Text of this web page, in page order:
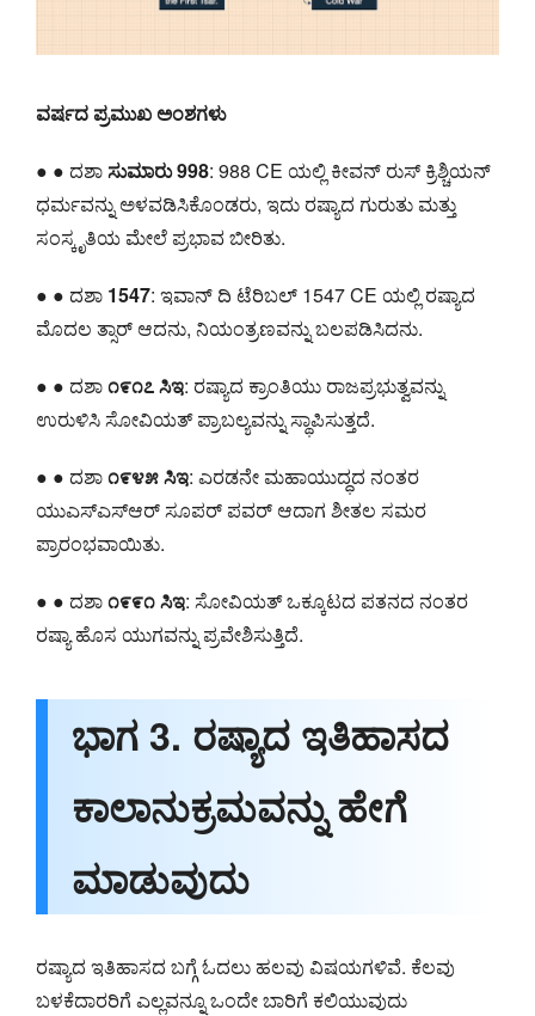
ವರ್ಷದ ಪ್ರಮುಖ ಅಂಶಗಳು
● ● ದಶಾಸುಮಾರು 998: 988 CE ಯಲ್ಲಿ ಕೀವನ್ ರುಸ್ ಕ್ರಿಶ್ಚಿಯನ್
ಧರ್ಮವನ್ನು ಅಳವಡಿಸಿಕೊಂಡರು, ಇದು ರಷ್ಯಾದ ಗುರುತು ಮತ್ತು
ಸಂಸ್ಕೃತಿಯ ಮೇಲೆ ಪ್ರಭಾವ ಬೀರಿತು.
● ● ದಶಾ 1547: ಇವಾನ್ ದಿ ಟೆರಿಬಲ್ 1547 CE ಯಲ್ಲಿ ರಷ್ಯಾದ
ಮೊದಲ ತ್ಸಾರ್ ಆದನು, ನಿಯಂತ್ರಣವನ್ನು ಬಲಪಡಿಸಿದನು.
● ● ದಶಾ೧೯೧೭ ಸಿಇ: ರಷ್ಯಾದ ಕ್ರಾಂತಿಯು ರಾಜಪ್ರಭುತ್ವವನ್ನು
ಉರುಳಿಸಿ ಸೋವಿಯತ್ ಪ್ರಾಬಲ್ಯವನ್ನು ಸ್ಥಾಪಿಸುತ್ತದೆ.
● ● ದಶಾ೧೯೪೫ ಸಿಇ: ಎರಡನೇ ಮಹಾಯುದ್ಧದ ನಂತರ
ಯುಎಸ್ಎಸ್ಆರ್ ಸೂಪರ್ ಪವರ್ ಆದಾಗ ಶೀತಲ ಸಮರ
ಪ್ರಾರಂಭವಾಯಿತು.
● ● ದಶಾ೧೯೯೧ ಸಿಇ: ಸೋವಿಯತ್ ಒಕ್ಕೂಟದ ಪತನದ ನಂತರ
ರಷ್ಯಾ ಹೊಸ ಯುಗವನ್ನು ಪ್ರವೇಶಿಸುತ್ತಿದೆ.
ಭಾಗ 3. ರಷ್ಯಾದ ಇತಿಹಾಸದ
ಕಾಲಾನುಕ್ರಮವನ್ನು ಹೇಗೆ
ಮಾಡುವುದು
ರಷ್ಯಾದ ಇತಿಹಾಸದ ಬಗ್ಗೆ ಓದಲು ಹಲವು ವಿಷಯಗಳಿವೆ. ಕೆಲವು
ಬಳಕೆದಾರರಿಗೆ ಎಲ್ಲವನ್ನೂ ಒಂದೇ ಬಾರಿಗೆ ಕಲಿಯುವುದು